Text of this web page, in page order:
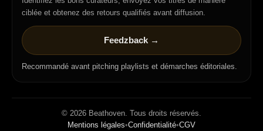
ciblée et obtenez des retours qualifiés avant diffusion.
Feedzback →
Recommandé avant pitching playlists et démarches éditoriales.
© 2026 Beathoven. Tous droits réservés.
Mentions légales•Confidentialité•CGV